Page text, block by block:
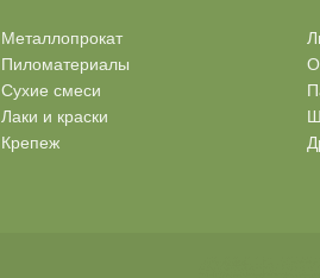
Металлопрокат
Пиломатериалы
Сухие смеси
Лаки и краски
Крепеж